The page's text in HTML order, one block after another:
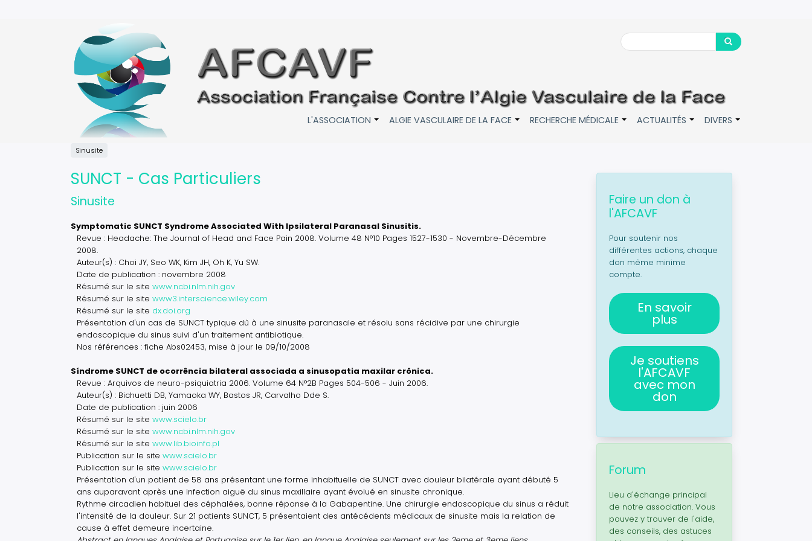
Search
Search
L'ASSOCIATION ALGIE VASCULAIRE DE LA FACE RECHERCHE MÉDICALE ACTUALITÉS DIVERS
Sinusite
SUNCT - Cas Particuliers
Sinusite
Symptomatic SUNCT Syndrome Associated With Ipsilateral Paranasal Sinusitis.
Revue : Headache: The Journal of Head and Face Pain 2008. Volume 48 N°10 Pages 1527-1530 - Novembre-Décembre
2008.
Auteur(s) : Choi JY, Seo WK, Kim JH, Oh K, Yu SW.
Date de publication : novembre 2008
Résumé sur le site www.ncbi.nlm.nih.gov
Résumé sur le site www3.interscience.wiley.com
Résumé sur le site dx.doi.org
Présentation d'un cas de SUNCT typique dû à une sinusite paranasale et résolu sans récidive par une chirurgie
endoscopique du sinus suivi d'un traitement antibiotique.
Nos références : fiche Abs02453, mise à jour le 09/10/2008
Síndrome SUNCT de ocorrência bilateral associada a sinusopatia maxilar crônica.
Revue : Arquivos de neuro-psiquiatria 2006. Volume 64 N°2B Pages 504-506 - Juin 2006.
Auteur(s) : Bichuetti DB, Yamaoka WY, Bastos JR, Carvalho Dde S.
Date de publication : juin 2006
Résumé sur le site www.scielo.br
Résumé sur le site www.ncbi.nlm.nih.gov
Résumé sur le site www.lib.bioinfo.pl
Publication sur le site www.scielo.br
Publication sur le site www.scielo.br
Présentation d'un patient de 58 ans présentant une forme inhabituelle de SUNCT avec douleur bilatérale ayant débuté 5
ans auparavant après une infection aiguë du sinus maxillaire ayant évolué en sinusite chronique.
Rythme circadien habituel des céphalées, bonne réponse à la Gabapentine. Une chirurgie endoscopique du sinus a réduit
l'intensité de la douleur. Sur 21 patients SUNCT, 5 présentaient des antécédents médicaux de sinusite mais la relation de
cause à effet demeure incertaine.
Faire un don à
l'AFCAVF
Pour soutenir nos
différentes actions, chaque
don même minime
compte.
En savoir
plus
Je soutiens
l'AFCAVF
avec mon
don
Forum
Lieu d'échange principal
de notre association. Vous
pouvez y trouver de l'aide,
des conseils, des astuces